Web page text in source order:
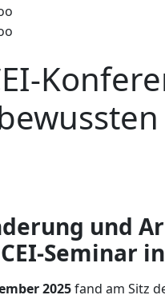
und
Seminar
2025fand am Sitz